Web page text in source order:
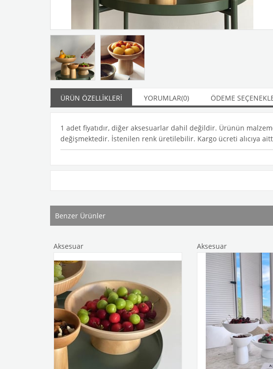
ÜRÜN ÖZELLIKLERI YORUMLAR(0) ÖDEME
1 adet fiyatıdır, diğer aksesuarlar dahil değildir. Ürünün
değişmektedir. İstenilen renk üretilebilir. Kargo ücreti alıcıya
Benzer Ürünler
Aksesuar Aksesuar